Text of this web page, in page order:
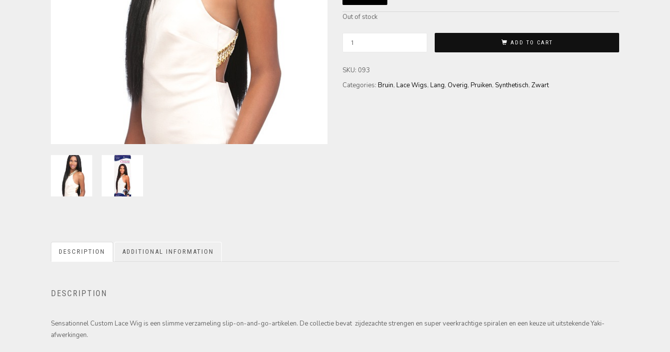
Out of stock
ADD TO CART
SKU: 093
Categories: Bruin, Lace Wigs, Lang, Overig, Pruiken, Synthetisch, Zwart
DESCRIPTION ADDITIONAL INFORMATION
DESCRIPTION
Sensationnel Custom Lace Wig is een slimme verzameling slip-on-and-go-artikelen. De collectie bevat zijdezachte strengen en super veerkrachtige spiralen en een keuze uit uitstekende Yaki-
afwerkingen.